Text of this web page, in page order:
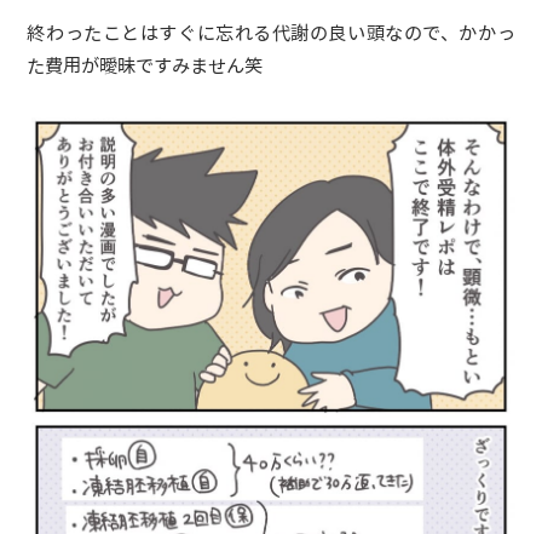
終わったことはすぐに忘れる代謝の良い頭なので、かかっ
た費用が曖昧ですみません笑